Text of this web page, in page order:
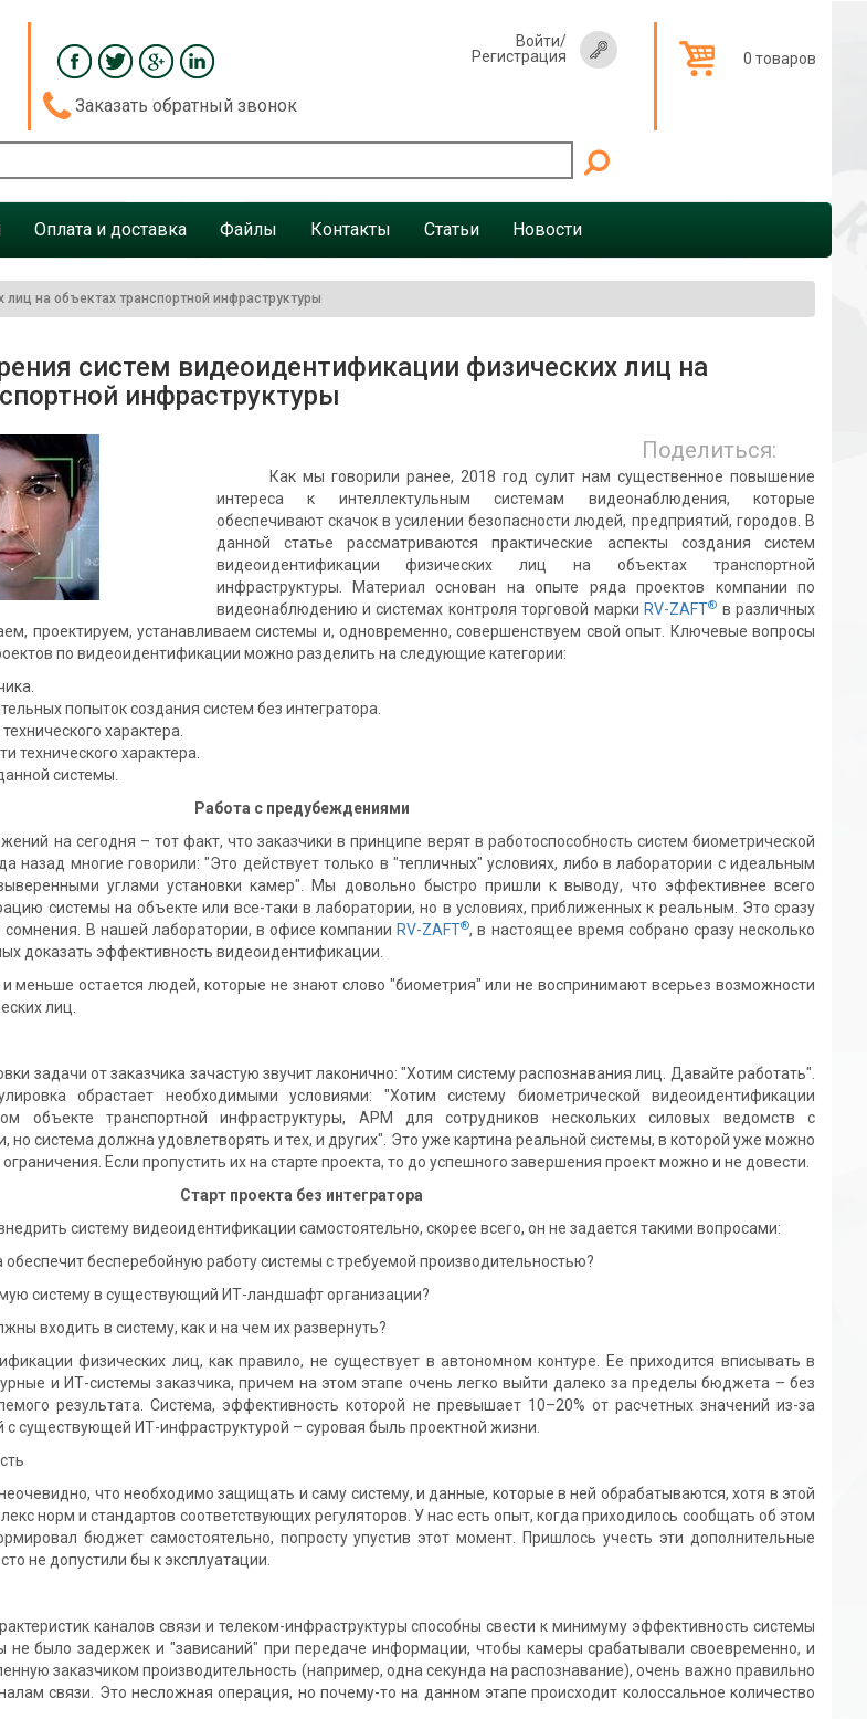
Заказать обратный звонок
Войти/
Регистрация
0 товаров
Оплата и доставка Файлы Контакты Статьи Новости
на объектах транспортной инфраструктуры
систем видеоидентификации физических лиц на
инфраструктуры
Поделиться:
Как мы говорили ранее, 2018 год сулит нам существенное повышение
интереса к интеллектульным системам видеонаблюдения, которые
обеспечивают скачок в усилении безопасности людей, предприятий, городов. В
данной статье рассматриваются практические аспекты создания систем
видеоидентификации физических лиц на объектах транспортной
инфраструктуры. Материал основан на опыте ряда проектов компании по
видеонаблюдению и системах контроля торговой марки RV-ZAFT® в различных
проектируем, устанавливаем системы и, одновременно, совершенствуем свой опыт. Ключевые вопросы
по видеоидентификации можно разделить на следующие категории:
попыток создания систем без интегратора.
характера.
технического характера.
системы.
Работа с предубеждениями
на сегодня – тот факт, что заказчики в принципе верят в работоспособность систем биометрической
назад многие говорили: "Это действует только в "тепличных" условиях, либо в лаборатории с идеальным
углами установки камер". Мы довольно быстро пришли к выводу, что эффективнее всего
системы на объекте или все-таки в лаборатории, но в условиях, приближенных к реальным. Это сразу
сомнения. В нашей лаборатории, в офисе компании RV-ZAFT®, в настоящее время собрано сразу несколько
доказать эффективность видеоидентификации.
остается людей, которые не знают слово "биометрия" или не воспринимают всерьез возможности
лиц.
задачи от заказчика зачастую звучит лаконично: "Хотим систему распознавания лиц. Давайте работать".
обрастает необходимыми условиями: "Хотим систему биометрической видеоидентификации
объекте транспортной инфраструктуры, АРМ для сотрудников нескольких силовых ведомств с
система должна удовлетворять и тех, и других". Это уже картина реальной системы, в которой уже можно
Если пропустить их на старте проекта, то до успешного завершения проект можно и не довести.
Старт проекта без интегратора
систему видеоидентификации самостоятельно, скорее всего, он не задается такими вопросами:
бесперебойную работу системы с требуемой производительностью?
систему в существующий ИТ-ландшафт организации?
входить в систему, как и на чем их развернуть?
физических лиц, как правило, не существует в автономном контуре. Ее приходится вписывать в
и ИТ-системы заказчика, причем на этом этапе очень легко выйти далеко за пределы бюджета – без
результата. Система, эффективность которой не превышает 10–20% от расчетных значений из-за
с существующей ИТ-инфраструктурой – суровая быль проектной жизни.
что необходимо защищать и саму систему, и данные, которые в ней обрабатываются, хотя в этой
норм и стандартов соответствующих регуляторов. У нас есть опыт, когда приходилось сообщать об этом
бюджет самостоятельно, попросту упустив этот момент. Пришлось учесть эти дополнительные
не допустили бы к эксплуатации.
каналов связи и телеком-инфраструктуры способны свести к минимуму эффективность системы
не было задержек и "зависаний" при передаче информации, чтобы камеры срабатывали своевременно, и
заказчиком производительность (например, одна секунда на распознавание), очень важно правильно
связи. Это несложная операция, но почему-то на данном этапе происходит колоссальное количество